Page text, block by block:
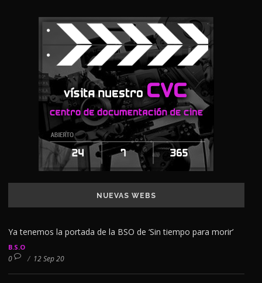
NUEVAS WEBS
Ya tenemos la portada de la BSO de ‘Sin tiempo para morir’
B.S.O
0 / 12 Sep 20